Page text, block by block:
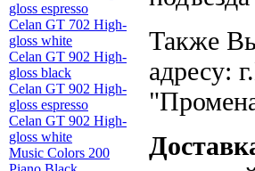
gloss espresso
Celan GT 702 High-
gloss white
Celan GT 902 High-
gloss black
Celan GT 902 High-
gloss espresso
Celan GT 902 High-
gloss white
Music Colors 200
Также
адресу: